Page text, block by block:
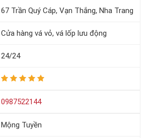
67 Trần Quý Cáp, Vạn Thắng, Nha Trang
Cửa hàng vá vỏ, vá lốp lưu động
24/24
0987522144
Mộng Tuyền